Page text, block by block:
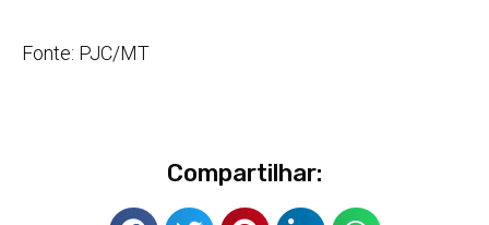
Fonte: PJC/MT
Compartilhar: